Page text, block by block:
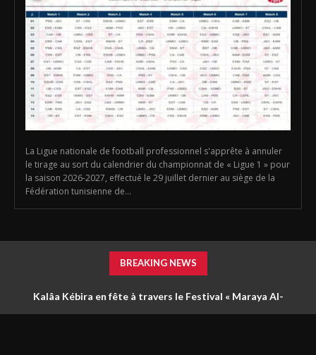
La Ligue nationale de football professionnel s'apprête à annuler
le tirage au sort du calendrier du championnat de « Ligue 1 » pour
la saison 2026-2027, effectué le 29 juillet dernier au siège de la
Fédération tunisienne de...
BREAKING NEWS
Kalâa Kébira en fête à travers le Festival « Maraya Al-